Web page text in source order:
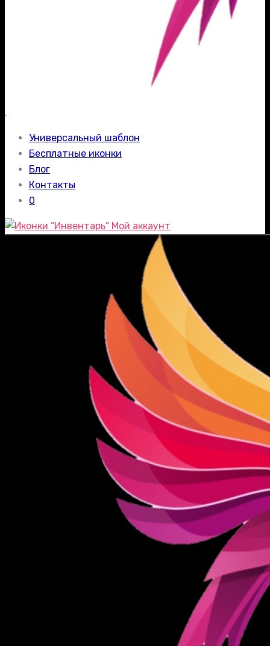
.
Универсальный шаблон
Бесплатные иконки
Блог
Контакты
0
Мой аккаунт